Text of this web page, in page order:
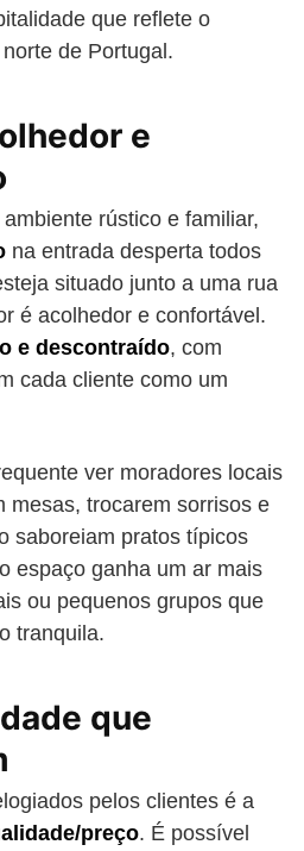
que reflete o
de Portugal.
e
rústico e familiar,
na entrada desperta todos
situado junto a uma rua
é acolhedor e confortável.
e descontraído, com
cada cliente como um
ver moradores locais
mesas, trocarem sorrisos e
saboreiam pratos típicos
espaço ganha um ar mais
ou pequenos grupos que
tranquila.
que
pelos clientes é a
preço. É possível